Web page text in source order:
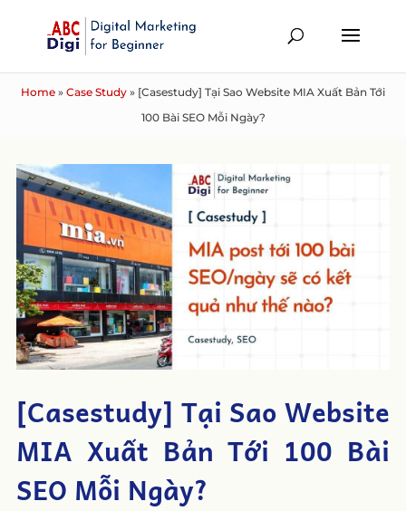
Home » Case Study » [Casestudy] Tại Sao Website MIA Xuất Bản Tới
100 Bài SEO Mỗi Ngày?
[Casestudy] Tại Sao Website
MIA Xuất Bản Tới 100 Bài
SEO Mỗi Ngày?